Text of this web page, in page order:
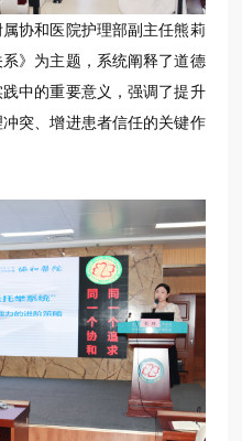
协和医院护理部副主任熊莉
》为主题，系统阐释了道德
中的重要意义，强调了提升
突、增进患者信任的关键作